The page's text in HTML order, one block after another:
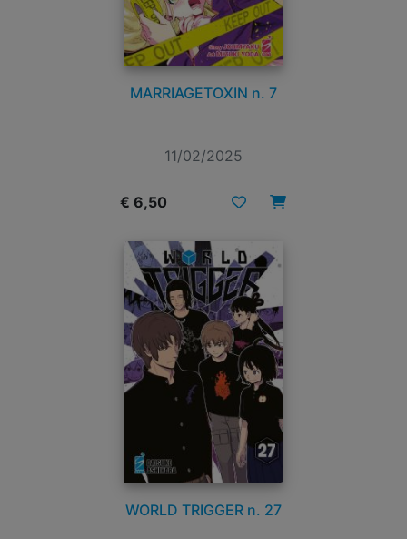
MARRIAGETOXIN n. 7
11/02/2025
€ 6,50
WORLD TRIGGER n. 27